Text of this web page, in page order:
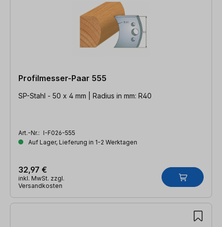
Profilmesser-Paar 555
SP-Stahl - 50 x 4 mm | Radius in mm: R40
Art.-Nr.: I-F026-555
Auf Lager, Lieferung in 1-2 Werktagen
32,97 €
inkl. MwSt. zzgl.
Versandkosten